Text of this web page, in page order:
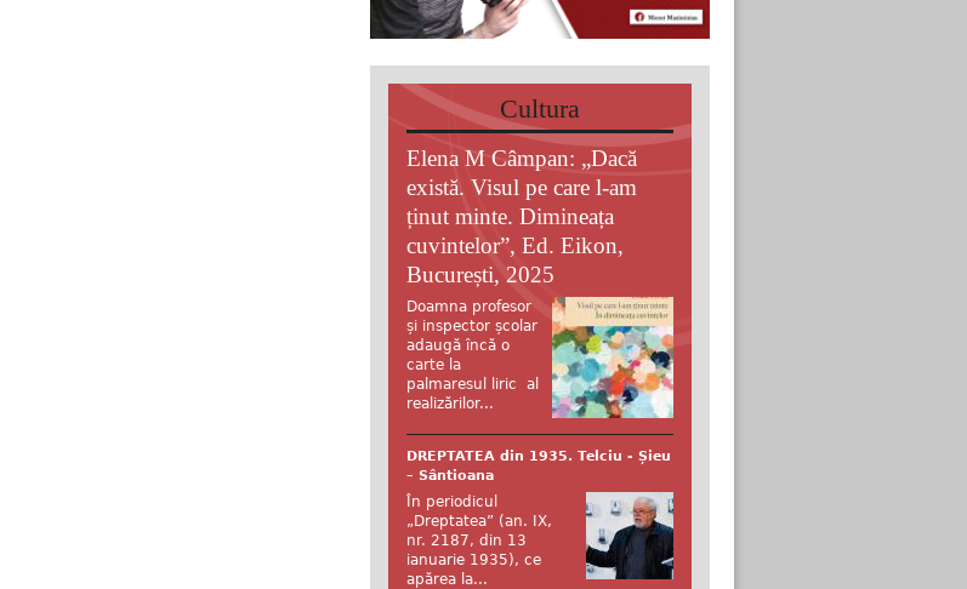
Cultura
Elena M Câmpan: „Dacă
există. Visul pe care l-am
ținut minte. Dimineața
cuvintelor”, Ed. Eikon,
București, 2025
Doamna profesor
și inspector școlar
adaugă încă o
carte la
palmaresul liric al
realizărilor...
DREPTATEA din 1935. Telciu - Șieu
– Sântioana
În periodicul
„Dreptatea” (an. IX,
nr. 2187, din 13
ianuarie 1935), ce
apărea la...